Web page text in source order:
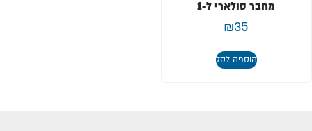
מחבר סולארי ל-1
₪35
הוספה לסל